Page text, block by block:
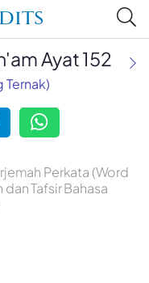
Ayat 152
Ternak)
Perkata (Word
Tafsir Bahasa